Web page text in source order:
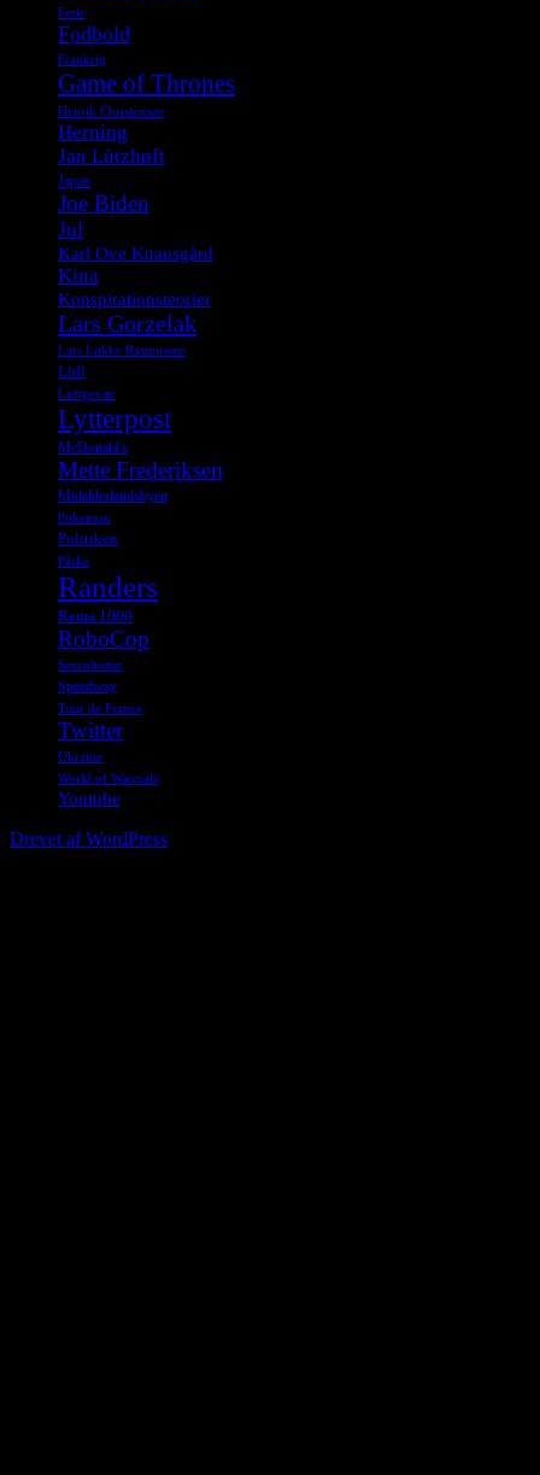
Ferie
Fodbold
Frankrig
Game of Thrones
Henrik Christensen
Herning
Jan Lützhøft
Japan
Joe Biden
Jul
Karl Ove Knausgård
Kina
Konspirationsteorier
Lars Gorzelak
Lars Løkke Rasmussen
Lidl
Luftgevær
Lytterpost
McDonald's
Mette Frederiksen
Midalderlandsbyen
Pokemon
Politiken
Påske
Randers
Rema 1000
RoboCop
Sexrobotter
Speedway
Tour de France
Twitter
Ukraine
World of Warcraft
Youtube
Drevet af WordPress